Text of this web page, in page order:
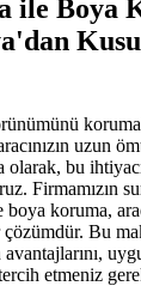
ile Boya
uzun
bu
Firmamızın
koruma,
Bu
etmeniz